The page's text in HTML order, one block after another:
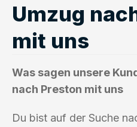
Umzug
mit uns
Was sagen unsere
nach Preston mit uns
Du bist auf der Suche